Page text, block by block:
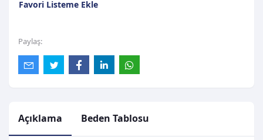
Favori Listeme Ekle
Paylaş:
Açıklama Beden Tablosu